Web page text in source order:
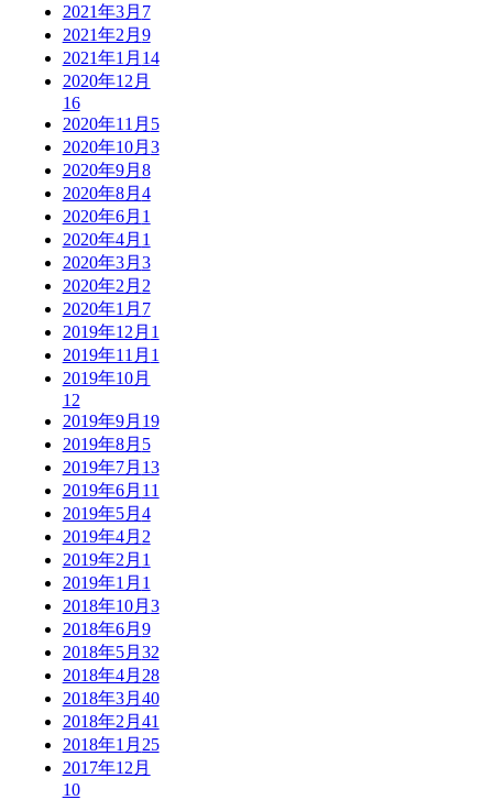
2021年3月 7
2021年2月 9
2021年1月 14
2020年12月
16
2020年11月 5
2020年10月 3
2020年9月 8
2020年8月 4
2020年6月 1
2020年4月 1
2020年3月 3
2020年2月 2
2020年1月 7
2019年12月 1
2019年11月 1
2019年10月
12
2019年9月 19
2019年8月 5
2019年7月 13
2019年6月 11
2019年5月 4
2019年4月 2
2019年2月 1
2019年1月 1
2018年10月 3
2018年6月 9
2018年5月 32
2018年4月 28
2018年3月 40
2018年2月 41
2018年1月 25
2017年12月
10